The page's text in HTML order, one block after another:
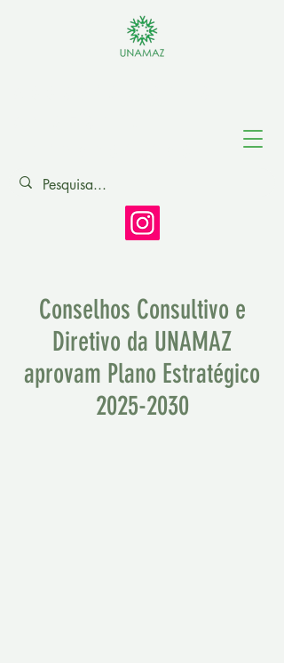
Conselhos Consultivo e
Diretivo da UNAMAZ
aprovam Plano Estratégico
2025-2030